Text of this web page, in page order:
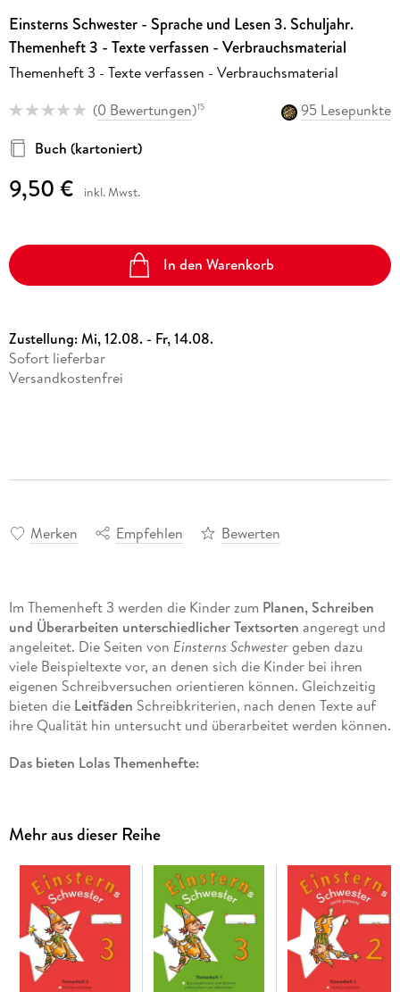
Einsterns Schwester - Sprache und Lesen 3. Schuljahr.
Themenheft 3 - Texte verfassen - Verbrauchsmaterial
Themenheft 3 - Texte verfassen - Verbrauchsmaterial
(0 Bewertungen)15
95 Lesepunkte
Buch (kartoniert)
9,50 € inkl. Mwst.
In den Warenkorb
Zustellung:Mi, 12.08. - Fr, 14.08.
Sofort lieferbar
Versandkostenfrei
Merken Empfehlen Bewerten
Im Themenheft 3 werden die Kinder zum Planen, Schreiben
und Überarbeiten unterschiedlicher Textsorten angeregt und
angeleitet. Die Seiten von Einsterns Schwestergeben dazu
viele Beispieltexte vor, an denen sich die Kinder bei ihren
eigenen Schreibversuchen orientieren können. Gleichzeitig
bieten die Leitfäden Schreibkriterien, nach denen Texte auf
ihre Qualität hin untersucht und überarbeitet werden können.
Das bieten Lolas Themenhefte:
Anregungen für gemeinsames Handeln und Besprechen
Wahlseiten
Ausgewiesenes Merkwissen
Aufgaben zur Medienkompetenz
Einsterns Schwester
ist in Lernportionen gegliedert und
Mehr aus dieser Reihe